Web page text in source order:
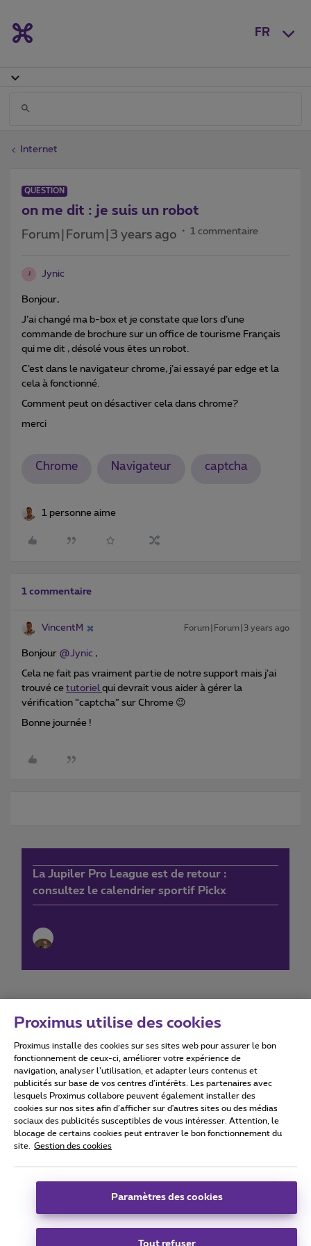
FR
Internet
QUESTION
on me dit : je suis un robot
Forum|Forum|3 years ago 1 commentaire
J Jynic
Bonjour,
J’ai changé ma b-box et je constate que lors d’une
commande de brochure sur un office de tourisme Français
qui me dit , désolé vous êtes un robot.
C’est dans le navigateur chrome, j’ai essayé par edge et la
cela à fonctionné.
Comment peut on désactiver cela dans chrome?
merci
Chrome Navigateur captcha
1 personne aime
1 commentaire
VincentM Forum|Forum|3 years ago
Bonjour @Jynic ,
Cela ne fait pas vraiment partie de notre support mais j’ai
trouvé ce tutoriel qui devrait vous aider à gérer la
vérification “captcha” sur Chrome 😉
Bonne journée !
La Jupiler Pro League est de retour :
consultez le calendrier sportif Pickx
Conditions d'utilisation Accessibility statement
Tous droits réservés. © 2026 Proximus
Conditions générales, info consommateur
Coordonnées de l’entreprise
Boulevard du Roi Albert II 27 - B-1030 Bruxelles.
Proximus utilise des cookies
Proximus installe des cookies sur ses sites web pour assurer le bon
fonctionnement de ceux-ci, améliorer votre expérience de
navigation, analyser l’utilisation, et adapter leurs contenus et
publicités sur base de vos centres d’intérêts. Les partenaires avec
lesquels Proximus collabore peuvent également installer des
cookies sur nos sites afin d’afficher sur d'autres sites ou des médias
sociaux des publicités susceptibles de vous intéresser. Attention, le
blocage de certains cookies peut entraver le bon fonctionnement du
site.
Gestion des cookies
Paramètres des cookies
Tout refuser